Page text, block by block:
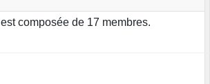
est composée de 17 membres.